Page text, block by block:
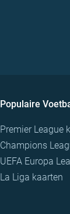
Populaire
Premier League
Champions
UEFA Europa
La Liga kaarten